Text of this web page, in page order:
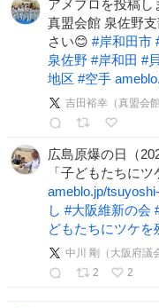
アメブロを投稿し
真盟会館 泉佐野
さい😊 #岸和田市
泉佐野 #岸和田 #
地区 #空手
吉田裕幸（真盟会
広島原爆の日（
「子どもたちに
ameblo.jp/
し #大阪維新の会
どもたちにツケを
中川 剛（大阪府議
2
2